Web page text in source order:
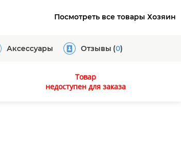
Посмотреть все товары Хозяин
Аксессуары Отзывы (0)
Товар
недоступен для заказа